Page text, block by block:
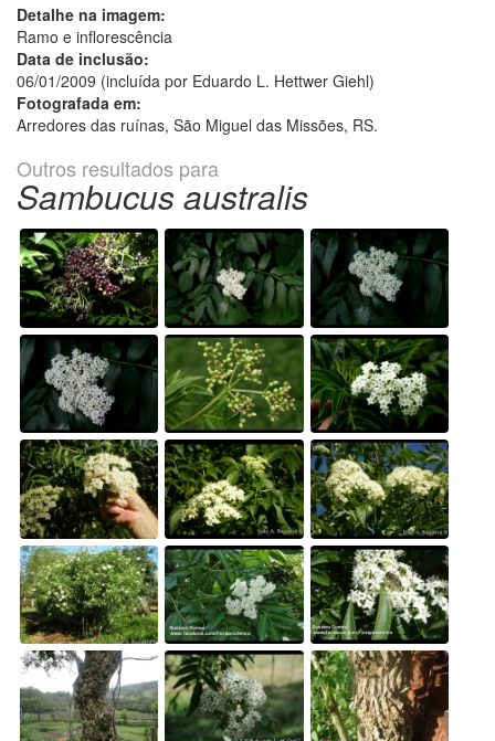
Detalhe na imagem:
Ramo e inflorescência
Data de inclusão:
06/01/2009 (incluída por Eduardo L. Hettwer Giehl)
Fotografada em:
Arredores das ruínas, São Miguel das Missões, RS.
Outros resultados para
Sambucus australis